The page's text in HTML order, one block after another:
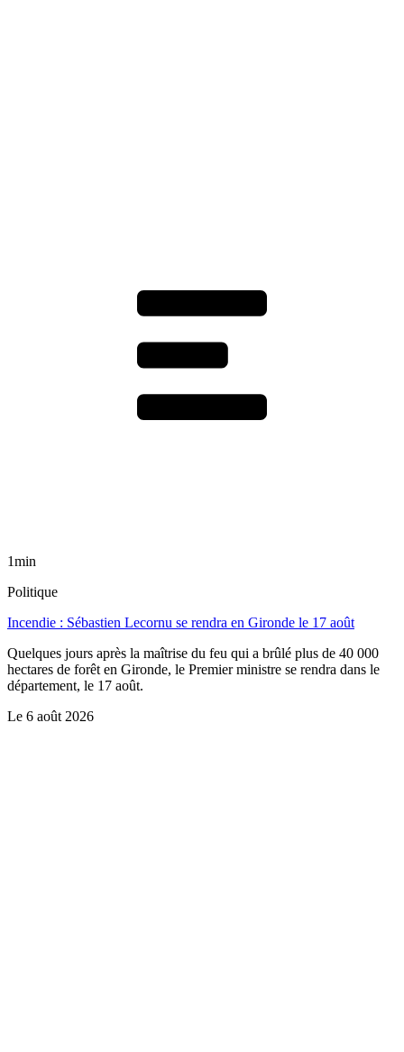
1min
Politique
Incendie : Sébastien Lecornu se rendra en Gironde le 17 août
Quelques jours après la maîtrise du feu qui a brûlé plus de 40 000
hectares de forêt en Gironde, le Premier ministre se rendra dans le
département, le 17 août.
Le 6 août 2026